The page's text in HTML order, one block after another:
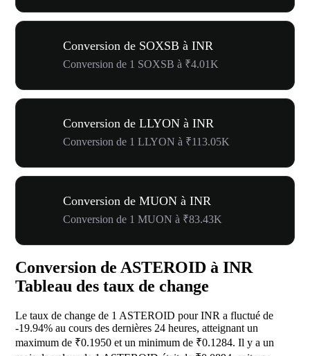
Conversion de SOXSB à INR
Conversion de 1 SOXSB à ₹4.01K
Conversion de LLYON à INR
Conversion de 1 LLYON à ₹113.05K
Conversion de MUON à INR
Conversion de 1 MUON à ₹83.43K
Conversion de ASTEROID à INR
Tableau des taux de change
Le taux de change de 1 ASTEROID pour INR a fluctué de
-19.94% au cours des dernières 24 heures, atteignant un
maximum de ₹0.1950 et un minimum de ₹0.1284. Il y a un